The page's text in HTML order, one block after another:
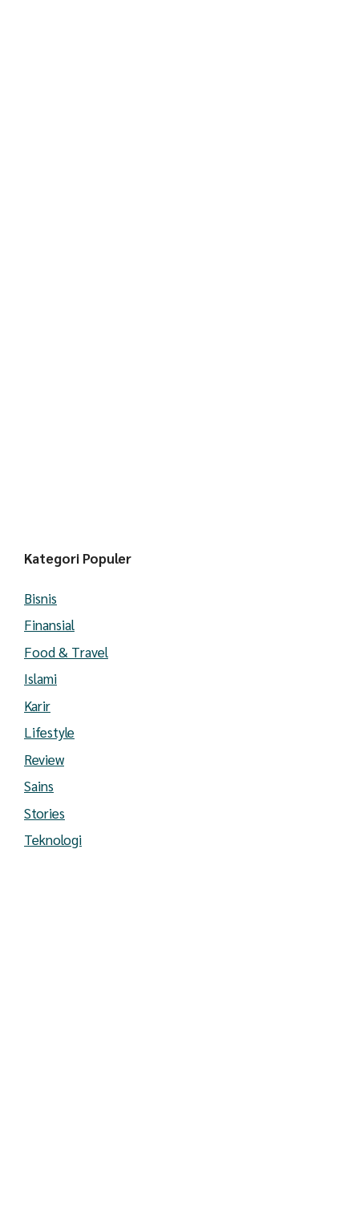
Kategori Populer
Bisnis
Finansial
Food & Travel
Islami
Karir
Lifestyle
Review
Sains
Stories
Teknologi